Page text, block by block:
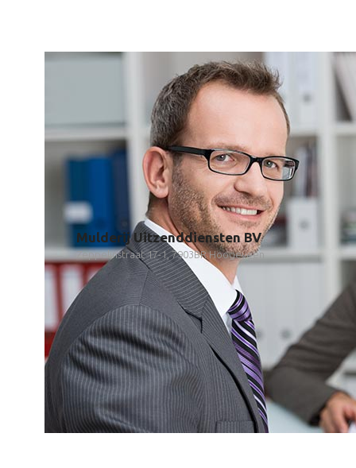
Mulderij Uitzenddiensten BV
Zeppelinstraat 17-1, 7903BR Hoogeveen